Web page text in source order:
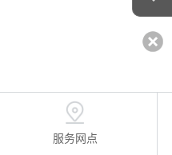
服务网点